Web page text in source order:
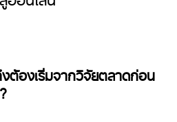
งต้องเริ่มจากวิจัยตลาดก่อน